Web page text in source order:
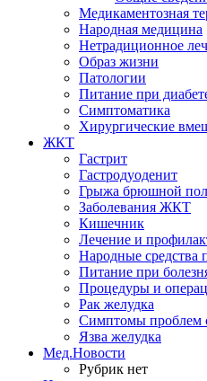
Медикаментозная
Народная медицина
Нетрадиционное
Образ жизни
Патологии
Питание при
Симптоматика
Хирургические
ЖКТ
Гастрит
Гастродуоденит
Грыжа брюшной
Заболевания ЖКТ
Кишечник
Лечение и
Народные средства
Питание при
Процедуры и
Рак желудка
Симптомы
Язва желудка
Мед.Новости
Рубрик нет